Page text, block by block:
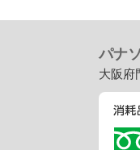
パナ
大阪府